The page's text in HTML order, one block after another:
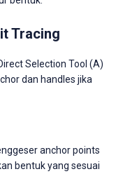
Tracing
Selection Tool (A)
dan handles jika
anchor points
bentuk yang sesuai